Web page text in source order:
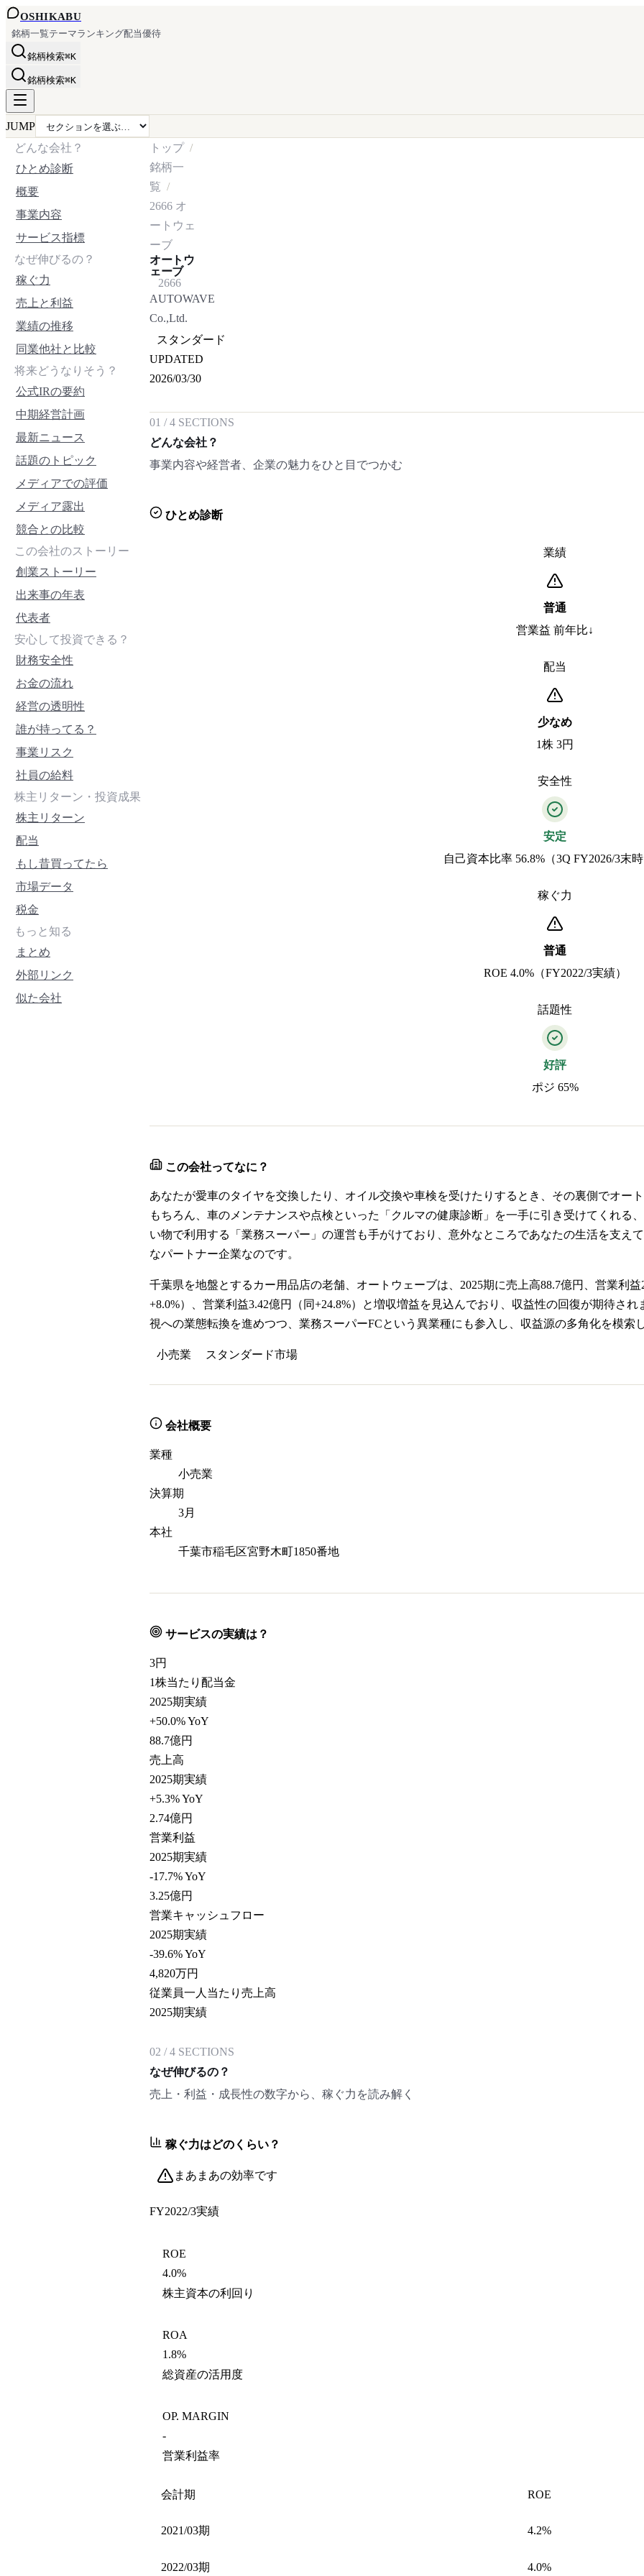
OSHIKABU
銘柄一覧テーマランキング配当優待
銘柄検索⌘K
銘柄検索⌘K
JUMP
どんな会社？
ひとめ診断
概要
事業内容
サービス指標
なぜ伸びるの？
稼ぐ力
売上と利益
業績の推移
同業他社と比較
将来どうなりそう？
公式IRの要約
中期経営計画
最新ニュース
話題のトピック
メディアでの評価
メディア露出
競合との比較
この会社のストーリー
創業ストーリー
出来事の年表
代表者
安心して投資できる？
財務安全性
お金の流れ
経営の透明性
誰が持ってる？
事業リスク
社員の給料
株主リターン・投資成果
株主リターン
配当
もし昔買ってたら
市場データ
税金
もっと知る
まとめ
外部リンク
似た会社
トップ
銘柄一
覧
2666 オ
ートウェ
ーブ
オートウ
ェーブ
2666
AUTOWAVE
Co.,Ltd.
スタンダード
UPDATED
2026/03/30
01 /4 SECTIONS
どんな会社？
事業内容や経営者、企業の魅力をひと目でつかむ
ひとめ診断
業績
普通
営業益 前年比↓
配当
少なめ
1株 3円
安全性
安定
自己資本比率 56.8%（3Q FY2026/3末
稼ぐ力
普通
ROE 4.0%（FY2022/3実績）
話題性
好評
ポジ 65%
この会社ってなに？
あなたが愛車のタイヤを交換したり、オイル交換や車検を受けたりするとき、その裏側でオー
もちろん、車のメンテナンスや点検といった「クルマの健康診断」を一手に引き受けてくれる
い物で利用する「業務スーパー」の運営も手がけており、意外なところであなたの生活を支え
なパートナー企業なのです。
千葉県を地盤とするカー用品店の老舗、オートウェーブは、2025期に売上高88.7億円、営業利
+8.0%）、営業利益3.42億円（同+24.8%）と増収増益を見込んでおり、収益性の回復が期待さ
視への業態転換を進めつつ、業務スーパーFCという異業種にも参入し、収益源の多角化を模索
小売業 スタンダード市場
会社概要
業種
小売業
決算期
3月
本社
千葉市稲毛区宮野木町1850番地
サービスの実績は？
3円
1株当たり配当金
2025期実績
+50.0% YoY
88.7億円
売上高
2025期実績
+5.3% YoY
2.74億円
営業利益
2025期実績
-17.7% YoY
3.25億円
営業キャッシュフロー
2025期実績
-39.6% YoY
4,820万円
従業員一人当たり売上高
2025期実績
02 /4 SECTIONS
なぜ伸びるの？
売上・利益・成長性の数字から、稼ぐ力を読み解く
稼ぐ力はどのくらい？
まあまあの効率です
FY2022/3実績
ROE
4.0%
株主資本の利回り
ROA
1.8%
総資産の活用度
OP. MARGIN
-
営業利益率
会計期 ROE
2021/03期 4.2%
2022/03期 4.0%